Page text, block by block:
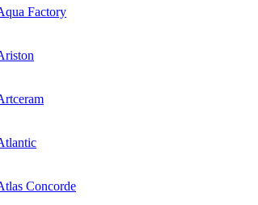
Factory
Concorde